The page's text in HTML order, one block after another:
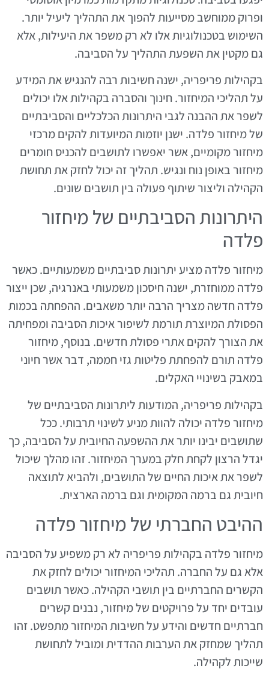
ופרוק ממוחשב מסייעות להפוך את התהליך ליעיל יותר.
השימוש בטכנולוגיות אלו לא רק משפר את היעילות, אלא
גם מקטין את השפעת התהליך על הסביבה.
בקהילות פריפריה, ישנה חשיבות רבה להנגיש את המידע
על תהליכי המיחזור. חינוך והסברה בקהילות אלו יכולים
לשפר את ההבנה לגבי היתרונות הכלכליים והסביבתיים
של מיחזור פלדה. ישנן יוזמות המיועדות להקים מרכזי
מיחזור מקומיים, אשר יאפשרו לתושבים להכניס חומרים
מיחזור באופן נוח ונגיש. תהליך זה יכול לחזק את תחושת
הקהילה וליצור שיתוף פעולה בין תושבים שונים.
היתרונות הסביבתיים של מיחזור
פלדה
מיחזור פלדה מציע יתרונות סביבתיים משמעותיים. כאשר
פלדה ממוחזרת, ישנה חיסכון משמעותי באנרגיה, שכן ייצור
פלדה חדשה מצריך הרבה יותר משאבים. ההפחתה בכמות
הפסולת המיוצרת תורמת לשיפור איכות הסביבה ומפחיתה
את הצורך להקים אתרי פסולת חדשים. בנוסף, מיחזור
פלדה תורם להפחתת פליטות גזי חממה, דבר אשר חיוני
במאבק בשינויי האקלים.
בקהילות פריפריה, המודעות ליתרונות הסביבתיים של
מיחזור פלדה יכולה להוות מניע לשינוי תרבותי. ככל
שתושבים יבינו יותר את ההשפעה החיובית על הסביבה, כך
יגדל הרצון לקחת חלק במערך המיחזור. זהו מהלך שיכול
לשפר את איכות החיים של התושבים, ולהביא לתוצאה
חיובית גם ברמה המקומית וגם ברמה הארצית.
ההיבט החברתי של מיחזור פלדה
מיחזור פלדה בקהילות פריפריה לא רק משפיע על הסביבה
אלא גם על החברה. תהליכי המיחזור יכולים לחזק את
הקשרים החברתיים בין תושבי הקהילה. כאשר תושבים
עובדים יחד על פרויקטים של מיחזור, נבנים קשרים
חברתיים חדשים והידע על חשיבות המיחזור מתפשט. זהו
תהליך שמחזק את הערבות ההדדית ומוביל לתחושת
שייכות לקהילה.